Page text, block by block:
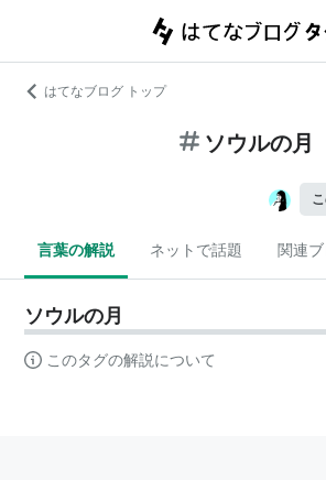
はてなブログ トップ
ソウルの月
言葉の解説 ネットで話題 関連
ソウルの月
このタグの解説について